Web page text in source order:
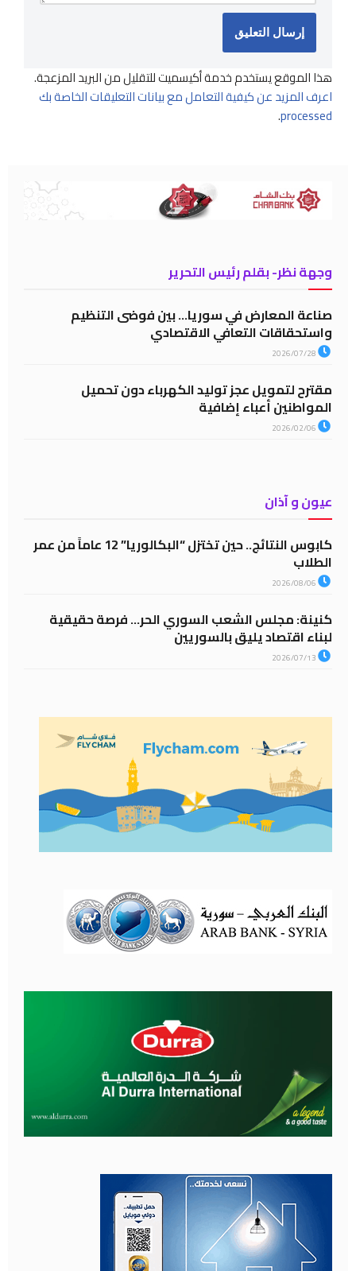
هذا الموقع يستخدم خدمة أكيسميت للتقليل من البريد المزعجة.
اعرف المزيد عن كيفية التعامل مع بيانات التعليقات الخاصة بك
processed
.
وجهة نظر- بقلم رئيس التحرير
صناعة المعارض في سوريا… بين فوضى التنظيم
واستحقاقات التعافي الاقتصادي
مقترح لتمويل عجز توليد الكهرباء دون تحميل
المواطنين أعباء إضافية
عيون و آذان
كابوس النتائج.. حين تختزل “البكالوريا” 12 عاماً من عمر
الطلاب
كنينة: مجلس الشعب السوري الحر… فرصة حقيقية
لبناء اقتصاد يليق بالسوريين